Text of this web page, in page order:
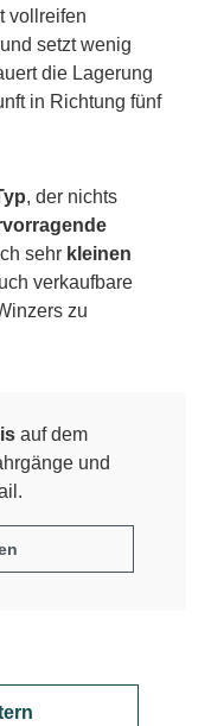
vollreifen
setzt wenig
die Lagerung
in Richtung fünf
, der nichts
sehr kleinen
verkaufbare
zu
auf dem
und